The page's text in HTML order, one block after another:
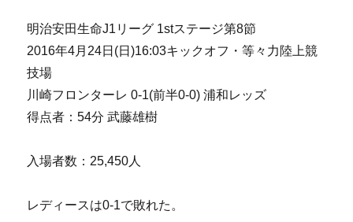
明治安田生命J1リーグ 1stステージ第8節
2016年4月24日(日)16:03キックオフ・等々力陸上競
技場
川崎フロンターレ 0-1(前半0-0) 浦和レッズ
得点者：54分 武藤雄樹
入場者数：25,450人
レディースは0-1で敗れた。